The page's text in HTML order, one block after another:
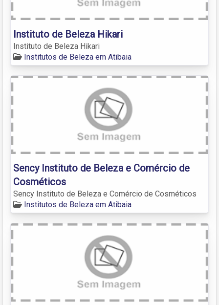
Instituto de Beleza Hikari
Instituto de Beleza Hikari
Institutos de Beleza em Atibaia
Sency Instituto de Beleza e Comércio de
Cosméticos
Sency Instituto de Beleza e Comércio de Cosméticos
Institutos de Beleza em Atibaia